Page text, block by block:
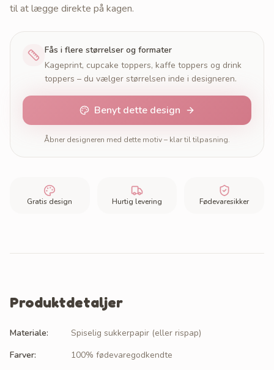
til at lægge direkte på kagen.
Fås i flere størrelser og formater
Kageprint, cupcake toppers, kaffe toppers og drink
toppers – du vælger størrelsen inde i designeren.
Benyt dette design
Åbner designeren med dette motiv – klar til tilpasning.
Gratis design Hurtig levering Fødevaresikker
Produktdetaljer
Materiale:
Spiselig sukkerpapir (eller rispap)
Farver:
100% fødevaregodkendte